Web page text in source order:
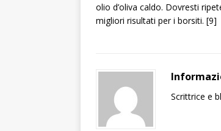
olio d’oliva caldo. Dovresti
migliori risultati per i borsiti. [9]
Scrittrice e